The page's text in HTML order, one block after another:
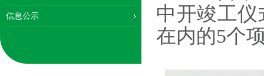
信息公示
中开竣工
在内的5个